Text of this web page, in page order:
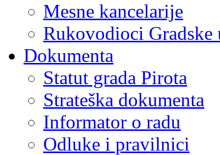
Mesne kancelarije
Rukovodioci Gradske
Dokumenta
Statut grada Pirota
Strateška dokumenta
Informator o radu
Odluke i pravilnici